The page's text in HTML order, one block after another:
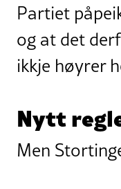
Partiet
og at det
ikkje høyrer
Nytt
Men